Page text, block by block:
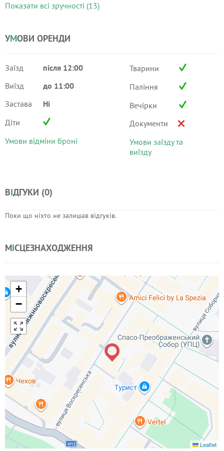
Показати всі зручності (13)
УМОВИ ОРЕНДИ
Заїзд
після 12:00
Виїзд
до 11:00
Застава
Ні
Діти
Умови відміни броні
Тварини
Паління
Вечірки
Документи
Умови заїзду та
виїзду
ВІДГУКИ (0)
Поки що ніхто не залишав відгуків.
МІСЦЕЗНАХОДЖЕННЯ
+
−
Leaflet